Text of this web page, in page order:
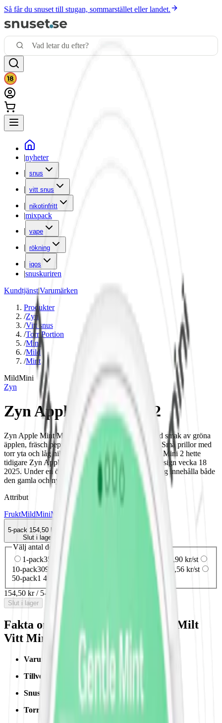
Så får du snuset till stugan, sommarstället eller landet.
|nyheter
| snus
| vitt snus
| nikotinfritt
|mixpack
| vape
| rökning
| iqos
|snuskuriren
Kundtjänst|Varumärken
Produkter
/Zyn
/Vitt snus
/Torr Portion
/Mini
/Mild
/Mint
MildMini
Zyn
Zyn Apple Mint Mini 2
Zyn Apple Mint Mini 2 är ett mildare vitt snus med smak av gröna
äpplen, fräsch pepparmint och toner av spearmint. Små prillor med
torr yta och låg nikotinhalt. OBS! Zyn Apple Mint Mini 2 hette
tidigare Zyn Apple Mint Mini Dry 2 och fick ny design vecka 18
2025. Under en övergångsperiod kan din beställning innehålla både
den gamla och nya designen.
Attribut
FruktMildMiniMint Torr Portion
5-pack 154,50 kr
Slut i lager
Välj antal dosor
1-pack35,90 kr 154,50 kr 30,90 kr/st
10-pack309,50 kr 916,80 kr 30,56 kr/st
50-pack1 499 kr 29,98 kr
154,50 kr / 5-pack
Slut i lager
Fakta om Zyn Apple Mint Mini 2 Milt
Vitt Minisnus
Varumärke:
Tillverkare:
Snustyp:
Torrhet: